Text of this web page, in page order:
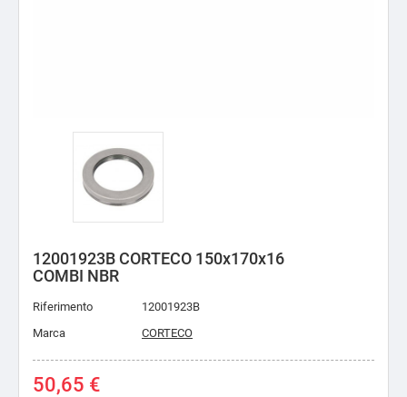
12001923B CORTECO 150x170x16
COMBI NBR
Riferimento
12001923B
Marca
CORTECO
50,65 €